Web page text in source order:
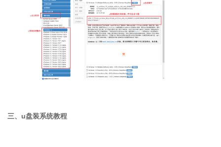
三、u盘装系统教程